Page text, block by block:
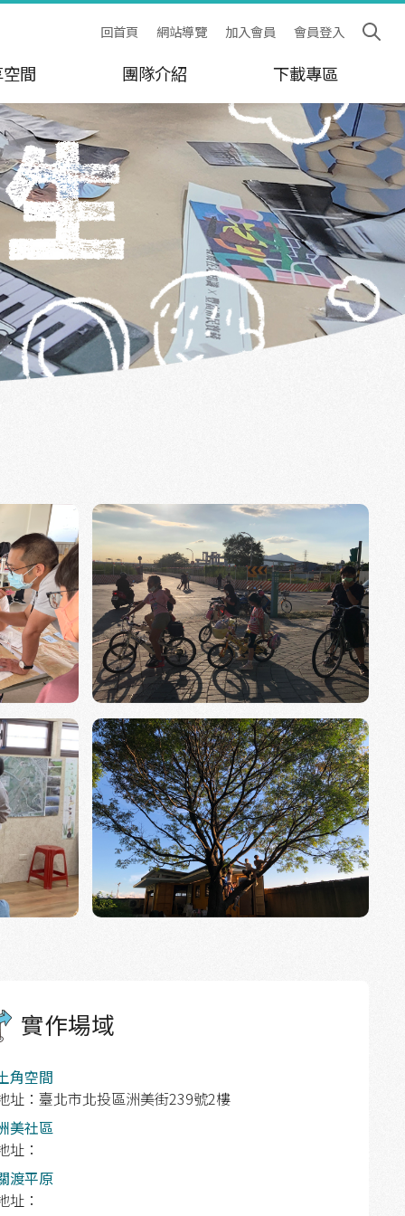
回首頁 網站導覽 加入會員 會員登入
間 團隊介紹 下載專區
實作場域
角空間
址：臺北市北投區洲美街239號2樓
美社區
址：
渡平原
址：